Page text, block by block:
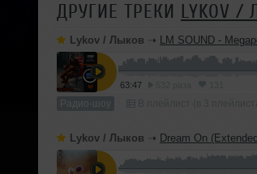
ДРУГИЕ ТРЕКИ LYKOV
Lykov / Лыков ➝ LM SOUND -
63:47
Радио-шоу
Lykov / Лыков ➝ Dream On